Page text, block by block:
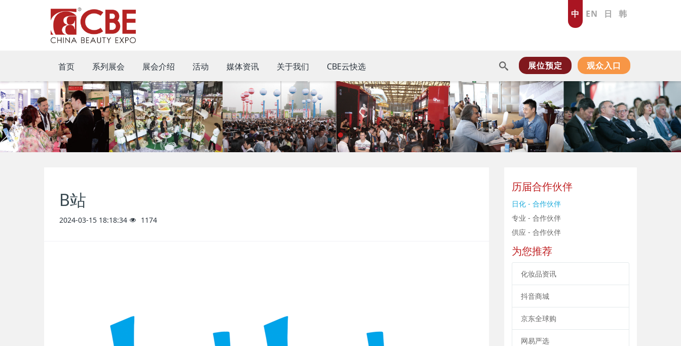
中 EN 日 韩
首页 系列展会 展会介绍 活动 媒体资讯 关于我们 CBE云快选 展位预定 观众入口
B站
2024-03-15 18:18:34 1174
历届合作伙伴
日化 - 合作伙伴
专业 - 合作伙伴
供应 - 合作伙伴
为您推荐
化妆品资讯
抖音商城
京东全球购
网易严选